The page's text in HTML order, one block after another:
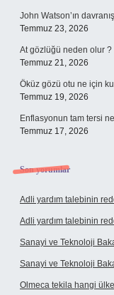
John Watson’ın
Temmuz 23, 2026
At gözlüğü neden olur ?
Temmuz 21, 2026
Öküz gözü otu ne için
Temmuz 19, 2026
Enflasyonun tam tersi
Temmuz 17, 2026
Son yorumlar
Adli yardım talebinin
Adli yardım talebinin
Sanayi ve Teknoloji
Sanayi ve Teknoloji
Olmeca tekila hangi